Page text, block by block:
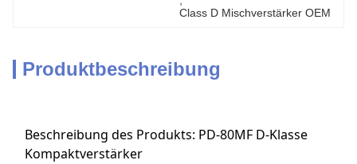
Class D Mischverstärker OEM
Produktbeschreibung
Beschreibung des Produkts: PD-80MF D-Klasse
Kompaktverstärker